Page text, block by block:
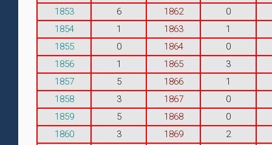
1853
6 1862
0
1854
1 1863
1
1855
0 1864
0
1856
1 1865
3
1857
5 1866
1
1858
3 1867
0
1859
5 1868
0
1860
3 1869
2